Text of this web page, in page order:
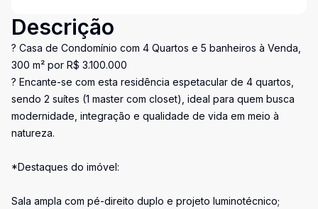
Descrição
? Casa de Condomínio com 4 Quartos e 5 banheiros à Venda,
300 m² por R$ 3.100.000
? Encante-se com esta residência espetacular de 4 quartos,
sendo 2 suítes (1 master com closet), ideal para quem busca
modernidade, integração e qualidade de vida em meio à
natureza.
*Destaques do imóvel:
Sala ampla com pé-direito duplo e projeto luminotécnico;